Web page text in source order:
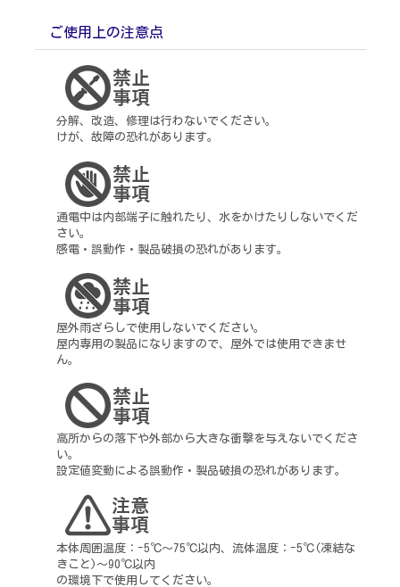
ご使用上の注意点
分解、改造、修理は行わないでください。
けが、故障の恐れがあります。
通電中は内部端子に触れたり、水をかけたりしないでくだ
さい。
感電・誤動作・製品破損の恐れがあります。
屋外雨ざらしで使用しないでください。
屋内専用の製品になりますので、屋外では使用できませ
ん。
高所からの落下や外部から大きな衝撃を与えないでくださ
い。
設定値変動による誤動作・製品破損の恐れがあります。
本体周囲温度：-5℃～75℃以内、流体温度：-5℃(凍結な
きこと)～90℃以内
の環境下で使用してください。